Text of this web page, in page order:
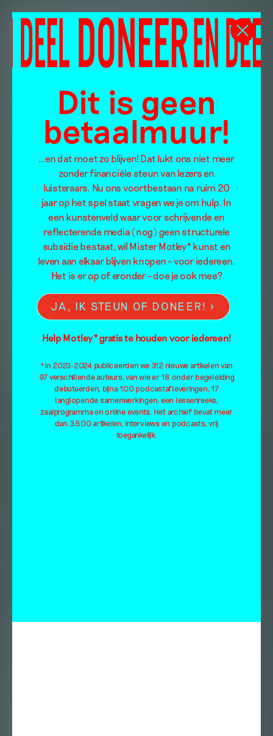
Dit is geen
betaalmuur!
…en dat moet zo blijven! Dat lukt ons niet meer
zonder financiële steun van lezers en
luisteraars. Nu ons voortbestaan na ruim 20
jaar op het spel staat vragen we je om hulp. In
een kunstenveld waar voor schrijvende en
reflecterende media (nog) geen structurele
subsidie bestaat, wil Mister Motley* kunst en
leven aan elkaar blijven knopen – voor iedereen.
Het is er op of eronder – doe je ook mee?
JA, IK STEUN OF DONEER!
Help Motley* gratis te houden voor iedereen!
*In 2023-2024 publiceerden we 312 nieuwe artikelen van
97 verschillende auteurs, van wie er 18 onder begeleiding
debuteerden, bijna 100 podcastafleveringen, 17
langlopende samenwerkingen, een lessenreeks,
zaalprogramma en online events. Het archief bevat meer
dan 3.500 artikelen, interviews en podcasts, vrij
toegankelijk.